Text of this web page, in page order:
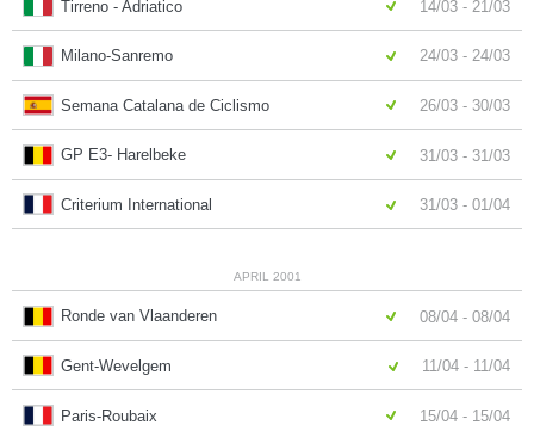
Tirreno - Adriatico 14/03 - 21/03
Milano-Sanremo 24/03 - 24/03
Semana Catalana de Ciclismo 26/03 - 30/03
GP E3- Harelbeke 31/03 - 31/03
Criterium International 31/03 - 01/04
APRIL 2001
Ronde van Vlaanderen 08/04 - 08/04
Gent-Wevelgem 11/04 - 11/04
Paris-Roubaix 15/04 - 15/04